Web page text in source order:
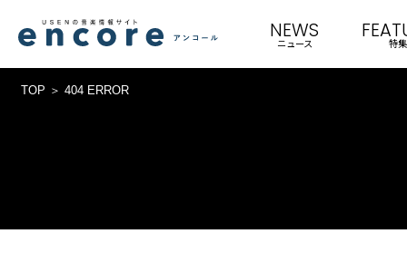
NEWS
ニュース 特集
TOP 404 ERROR